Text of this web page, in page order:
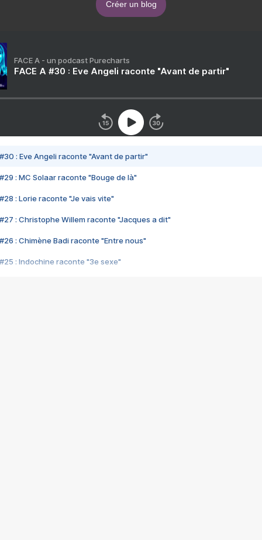
Créer un blog
FACE A - un podcast Purecharts
FACE A #30 : Eve Angeli raconte "Avant de partir"
#30 : Eve Angeli raconte "Avant de partir"
#29 : MC Solaar raconte "Bouge de là"
#28 : Lorie raconte "Je vais vite"
#27 : Christophe Willem raconte "Jacques a dit"
#26 : Chimène Badi raconte "Entre nous"
#25 : Indochine raconte "3e sexe"